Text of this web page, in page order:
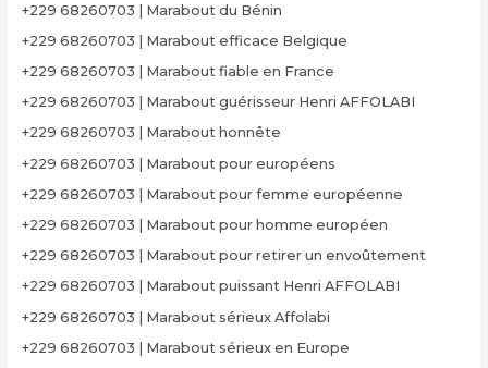
+229 68260703 | Marabout du Bénin
+229 68260703 | Marabout efficace Belgique
+229 68260703 | Marabout fiable en France
+229 68260703 | Marabout guérisseur Henri AFFOLABI
+229 68260703 | Marabout honnête
+229 68260703 | Marabout pour européens
+229 68260703 | Marabout pour femme européenne
+229 68260703 | Marabout pour homme européen
+229 68260703 | Marabout pour retirer un envoûtement
+229 68260703 | Marabout puissant Henri AFFOLABI
+229 68260703 | Marabout sérieux Affolabi
+229 68260703 | Marabout sérieux en Europe